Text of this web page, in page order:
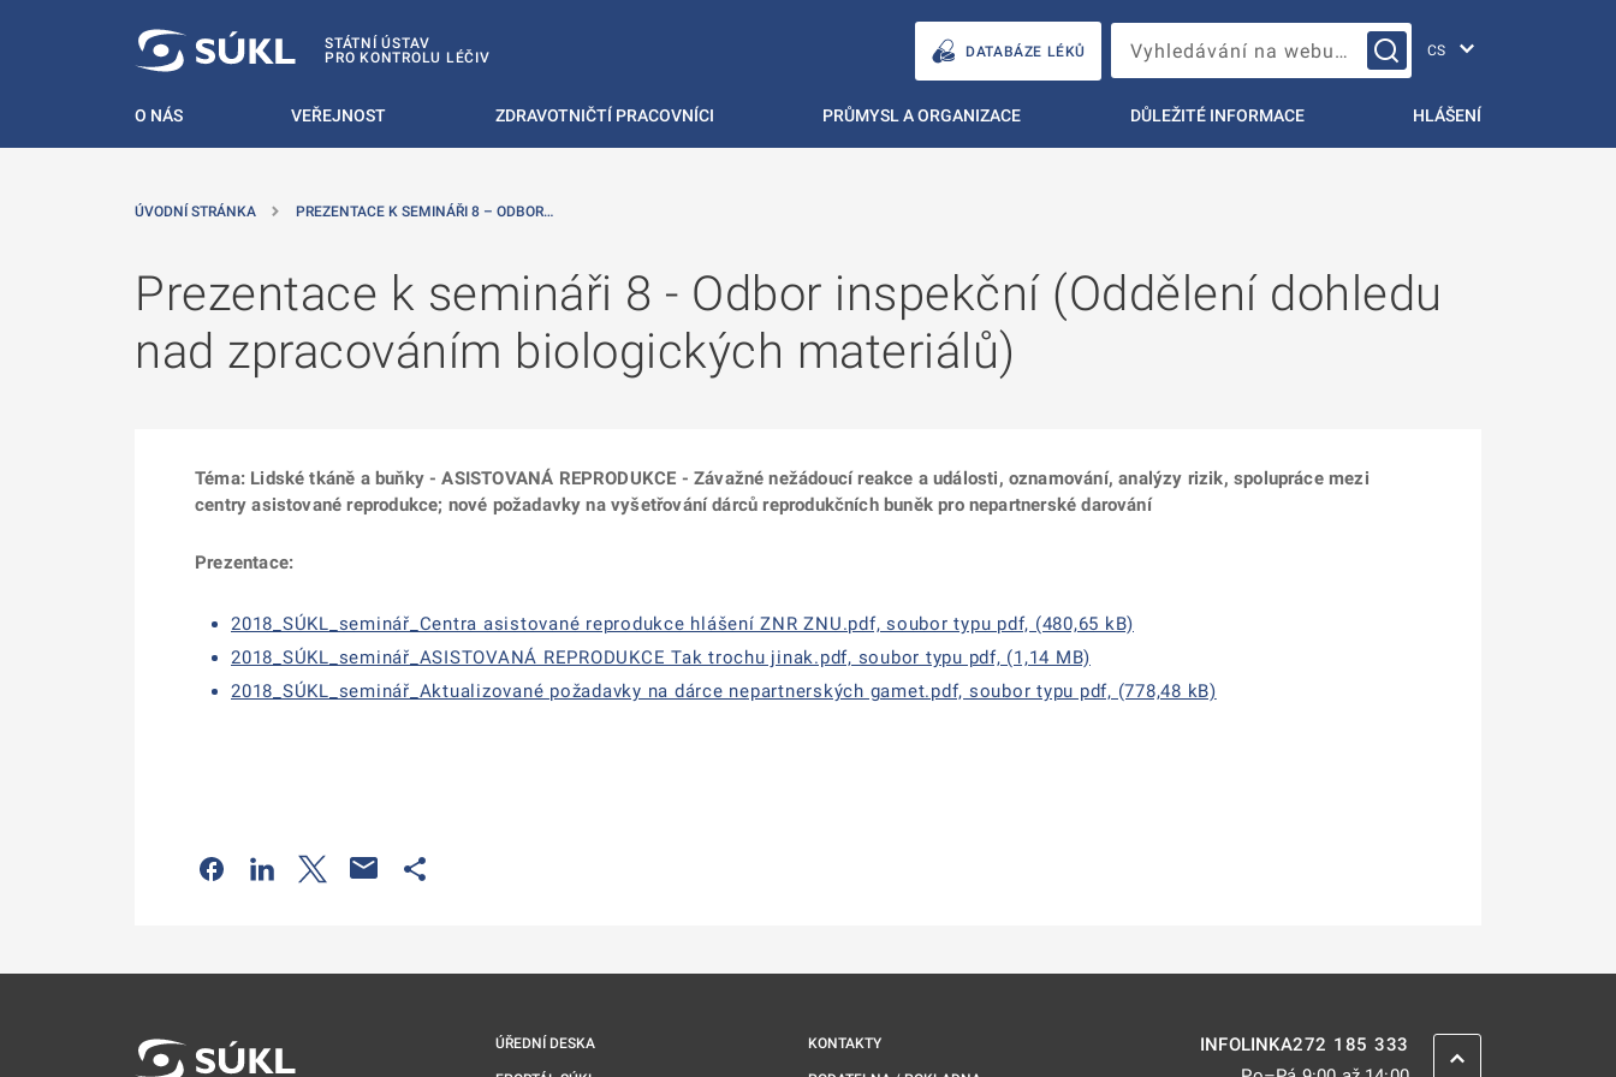
STÁTNÍ ÚSTAV
PRO KONTROLU LÉČIV
DATABÁZE LÉKŮ Vyhledávání na webu…
O NÁS VEŘEJNOST ZDRAVOTNIČTÍ PRACOVNÍCI PRŮMYSL A ORGANIZACE DŮLEŽITÉ INFORMACE HLÁŠENÍ
ÚVODNÍ STRÁNKA PREZENTACE K SEMINÁŘI 8 – ODBOR…
Prezentace k semináři 8 - Odbor inspekční (Oddělení dohledu
nad zpracováním biologických materiálů)
Téma: Lidské tkáně a buňky - ASISTOVANÁ REPRODUKCE - Závažné nežádoucí reakce a události, oznamování, analýzy rizik, spolupráce mezi
centry asistované reprodukce; nové požadavky na vyšetřování dárců reprodukčních buněk pro nepartnerské darování
Prezentace:
2018_SÚKL_seminář_Centra asistované reprodukce hlášení ZNR ZNU.pdf, soubor typu pdf, (480,65 kB)
2018_SÚKL_seminář_ASISTOVANÁ REPRODUKCE Tak trochu jinak.pdf, soubor typu pdf, (1,14 MB)
2018_SÚKL_seminář_Aktualizované požadavky na dárce nepartnerských gamet.pdf, soubor typu pdf, (778,48 kB)
Odkaz se otevře na nové kartě
Odkaz se otevře na nové kartě
Odkaz se otevře na nové kartě
ÚŘEDNÍ DESKA KONTAKTY INFOLINKA272 185 333
ZPĚT NAHORU